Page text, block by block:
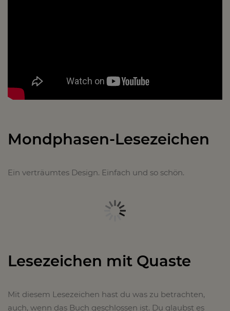
Mondphasen-Lesezeichen
Ein verträumtes Design. Einfach und so schön.
Lesezeichen mit Quaste
Mit diesem Lesezeichen hast du was zu betrachten,
auch, wenn das Buch geschlossen ist. Du glaubst es